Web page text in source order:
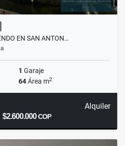
EN SAN ANTON…
1 Garaje
64Área m2
Alquiler
$2.600.000COP